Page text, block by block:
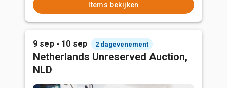
Items bekijken
9 sep - 10 sep 2 dagevenement
Netherlands Unreserved Auction,
NLD